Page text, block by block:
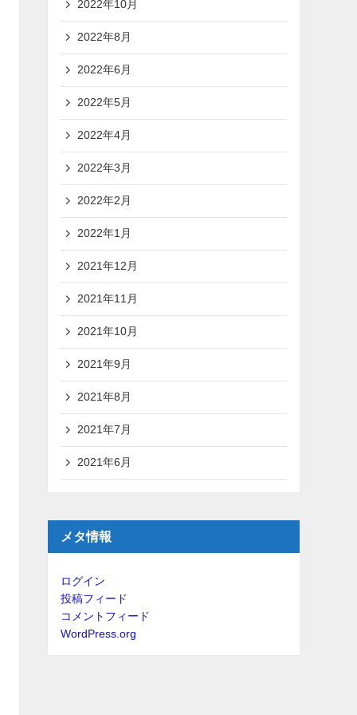
2022年10月
2022年8月
2022年6月
2022年5月
2022年4月
2022年3月
2022年2月
2022年1月
2021年12月
2021年11月
2021年10月
2021年9月
2021年8月
2021年7月
2021年6月
メタ情報
ログイン
投稿フィード
コメントフィード
WordPress.org